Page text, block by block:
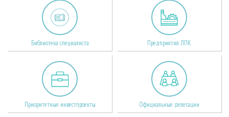
Библиотека специалиста Предприятия ЛПК
Приоритетные инвестпроекты Официальные делегации